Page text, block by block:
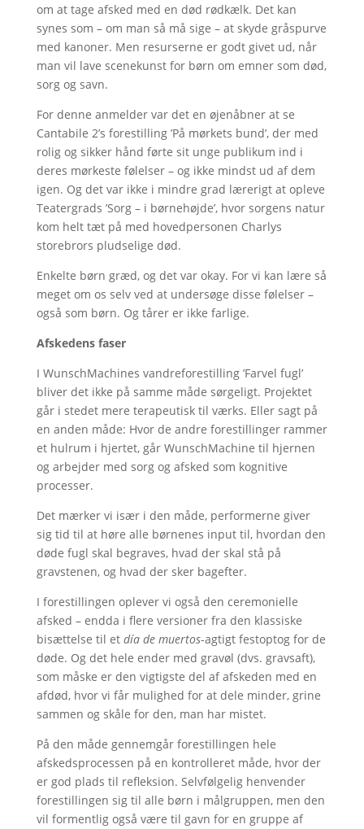
om at tage afsked med en død rødkælk. Det kan
synes som – om man så må sige – at skyde gråspurve
med kanoner. Men resurserne er godt givet ud, når
man vil lave scenekunst for børn om emner som død,
sorg og savn.
For denne anmelder var det en øjenåbner at se
Cantabile 2’s forestilling ’På mørkets bund’, der med
rolig og sikker hånd førte sit unge publikum ind i
deres mørkeste følelser – og ikke mindst ud af dem
igen. Og det var ikke i mindre grad lærerigt at opleve
Teatergrads ’Sorg – i børnehøjde’, hvor sorgens natur
kom helt tæt på med hovedpersonen Charlys
storebrors pludselige død.
Enkelte børn græd, og det var okay. For vi kan lære så
meget om os selv ved at undersøge disse følelser –
også som børn. Og tårer er ikke farlige.
Afskedens faser
I WunschMachines vandreforestilling ’Farvel fugl’
bliver det ikke på samme måde sørgeligt. Projektet
går i stedet mere terapeutisk til værks. Eller sagt på
en anden måde: Hvor de andre forestillinger rammer
et hulrum i hjertet, går WunschMachine til hjernen
og arbejder med sorg og afsked som kognitive
processer.
Det mærker vi især i den måde, performerne giver
sig tid til at høre alle børnenes input til, hvordan den
døde fugl skal begraves, hvad der skal stå på
gravstenen, og hvad der sker bagefter.
I forestillingen oplever vi også den ceremonielle
afsked – endda i flere versioner fra den klassiske
bisættelse til et día de muertos-agtigt festoptog for de
døde. Og det hele ender med gravøl (dvs. gravsaft),
som måske er den vigtigste del af afskeden med en
afdød, hvor vi får mulighed for at dele minder, grine
sammen og skåle for den, man har mistet.
På den måde gennemgår forestillingen hele
afskedsprocessen på en kontrolleret måde, hvor der
er god plads til refleksion. Selvfølgelig henvender
forestillingen sig til alle børn i målgruppen, men den
vil formentlig også være til gavn for en gruppe af